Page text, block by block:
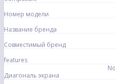
Номер модели
Название бренда
Совместимый бренд
features
Диагональ экрана